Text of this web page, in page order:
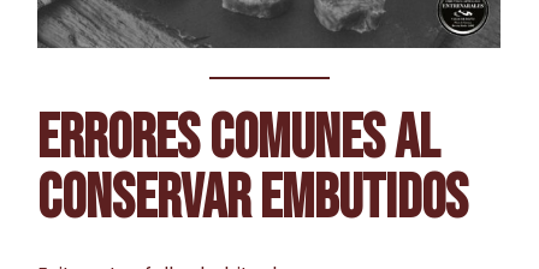
ERRORES COMUNES AL
CONSERVAR EMBUTIDOS